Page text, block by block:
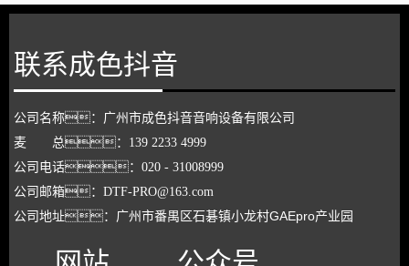
联系成色抖音
公司名称：广州市成色抖音音响设备有限公司
麦 总：139 2233 4999
公司电话：020 - 31008999
公司 邮箱：DTF-PRO@163.com
公司地址：广州市番禺区石碁镇小龙村GAEpro产业园